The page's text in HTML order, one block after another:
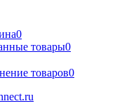
0
товары0
товаров0